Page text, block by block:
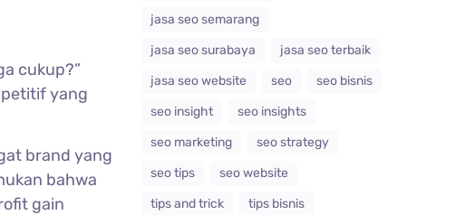
cukup?”
yang
brand yang
bahwa
gain
jasa seo semarang
jasa seo surabaya
jasa seo terbaik
jasa seo website
seo
seo bisnis
seo insight
seo insights
seo marketing
seo strategy
seo tips
seo website
tips and trick
tips bisnis